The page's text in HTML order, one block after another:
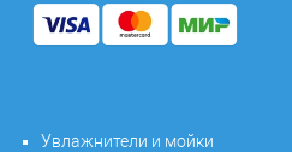
Увлажнители и мойки